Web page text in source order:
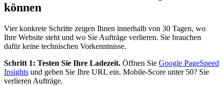
können
Vier konkrete Schritte zeigen Ihnen innerhalb von 30 Tagen, wo
Ihre Website steht und wo Sie Aufträge verlieren. Sie brauchen
dafür keine technischen Vorkenntnisse.
Schritt 1: Testen Sie Ihre Ladezeit. Öffnen Sie Google PageSpeed
Insights und geben Sie Ihre URL ein. Mobile-Score unter 50? Sie
verlieren Aufträge.